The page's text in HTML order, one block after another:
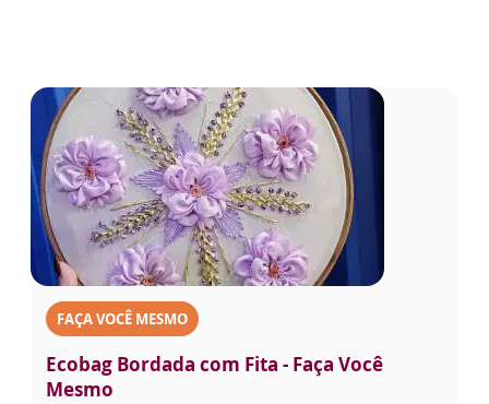
FAÇA VOCÊ MESMO
Ecobag Bordada com Fita - Faça Você
Mesmo